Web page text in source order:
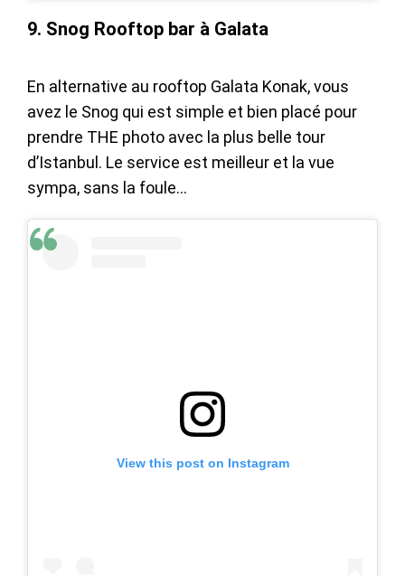
9. Snog Rooftop bar à Galata
En alternative au rooftop Galata Konak, vous
avez le Snog qui est simple et bien placé pour
prendre THE photo avec la plus belle tour
d’Istanbul. Le service est meilleur et la vue
sympa, sans la foule…
View this post on Instagram